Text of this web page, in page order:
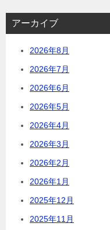
アーカイブ
2026年8月
2026年7月
2026年6月
2026年5月
2026年4月
2026年3月
2026年2月
2026年1月
2025年12月
2025年11月